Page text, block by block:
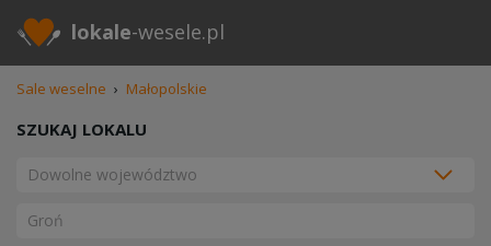
lokale-wesele.pl
Sale weselne › Małopolskie
SZUKAJ LOKALU